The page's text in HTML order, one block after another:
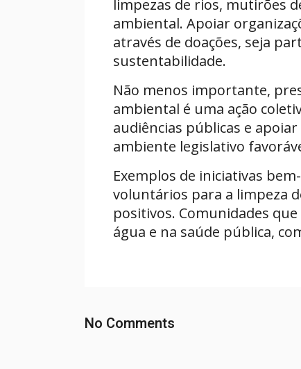
limpezas de rios, mutirões
ambiental. Apoiar
através de doações, seja
sustentabilidade.
Não menos importante,
ambiental é uma ação
audiências públicas e
ambiente legislativo
Exemplos de iniciativas
voluntários para a limpeza
positivos. Comunidades
água e na saúde pública,
No Comments